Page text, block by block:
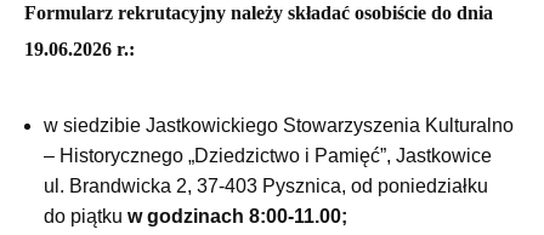
Formularz rekrutacyjny należy składać osobiście do dnia
19.06.2026 r.:
w siedzibie Jastkowickiego Stowarzyszenia Kulturalno
– Historycznego „Dziedzictwo i Pamięć”, Jastkowice
ul. Brandwicka 2, 37-403 Pysznica, od poniedziałku
do piątku w godzinach 8:00-11.00;